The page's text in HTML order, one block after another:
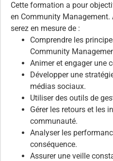
Cette formation a pour
en Community Management.
serez en mesure de :
Comprendre les
Community
Animer et engager une
Développer une
médias sociaux.
Utiliser des outils de
Gérer les retours et les
communauté.
Analyser les
conséquence.
Assurer une veille